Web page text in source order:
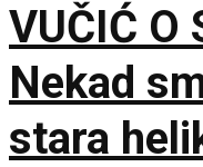
VUČIĆ O
Nekad
stara